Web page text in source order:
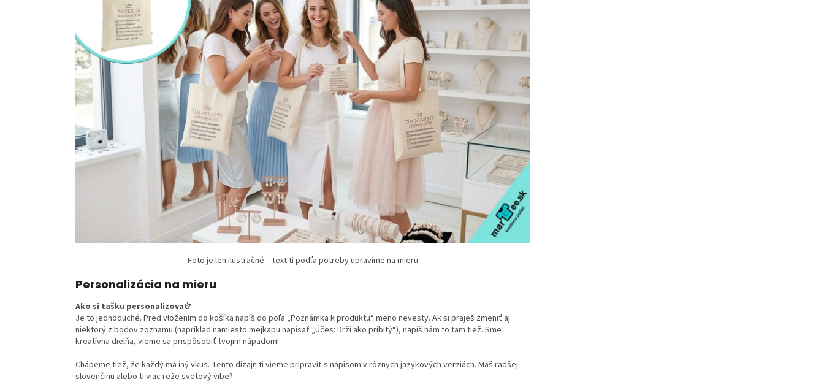
Foto je len ilustračné – text ti podľa potreby upravíme na mieru
Personalizácia na mieru
Ako si tašku personalizovať?
Je to jednoduché. Pred vložením do košíka napíš do poľa „Poznámka k produktu“ meno nevesty. Ak si praješ zmeniť aj
niektorý z bodov zoznamu (napríklad namiesto mejkapu napísať „Účes: Drží ako pribitý“), napíš nám to tam tiež. Sme
kreatívna dielňa, vieme sa prispôsobiť tvojim nápadom!
Chápeme tiež, že každý má iný vkus. Tento dizajn ti vieme pripraviť s nápisom v rôznych jazykových verziách. Máš radšej
slovenčinu alebo ti viac reže svetový vibe?